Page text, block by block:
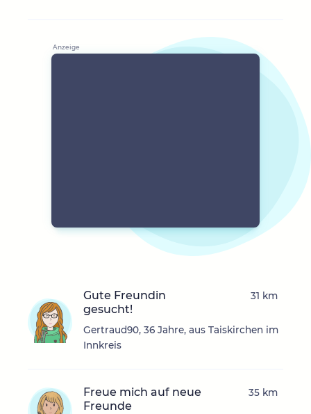
Gute Freundin
gesucht!
Gertraud90, 36 Jahre, aus Taiskirchen im
Innkreis
31 km
Freue mich auf neue
Freunde
35 km